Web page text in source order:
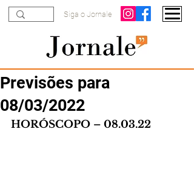
Siga o Jornale
Previsões para
08/03/2022
HORÓSCOPO – 08.03.22